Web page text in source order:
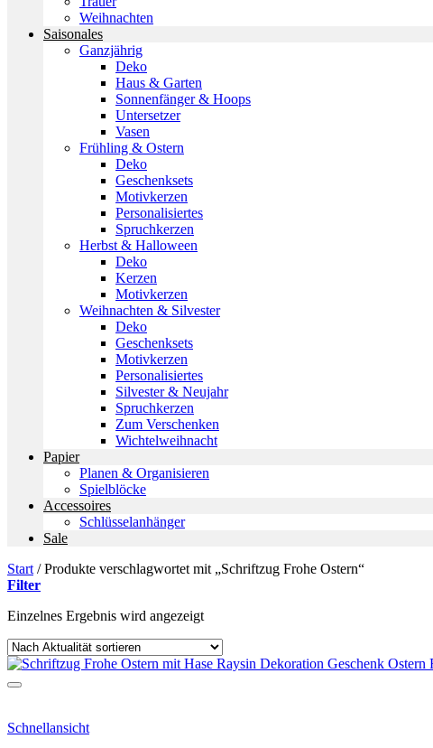
Weihnachten
Saisonales
Ganzjährig
Deko
Haus & Garten
Sonnenfänger & Hoops
Untersetzer
Vasen
Frühling & Ostern
Deko
Geschenksets
Motivkerzen
Personalisiertes
Spruchkerzen
Herbst & Halloween
Deko
Kerzen
Motivkerzen
Weihnachten & Silvester
Deko
Geschenksets
Motivkerzen
Personalisiertes
Silvester & Neujahr
Spruchkerzen
Zum Verschenken
Wichtelweihnacht
Papier
Planen & Organisieren
Spielblöcke
Accessoires
Schlüsselanhänger
Sale
Start /Produkte verschlagwortet mit „Schriftzug Frohe Ostern“
Filter
Einzelnes Ergebnis wird angezeigt
Schnellansicht